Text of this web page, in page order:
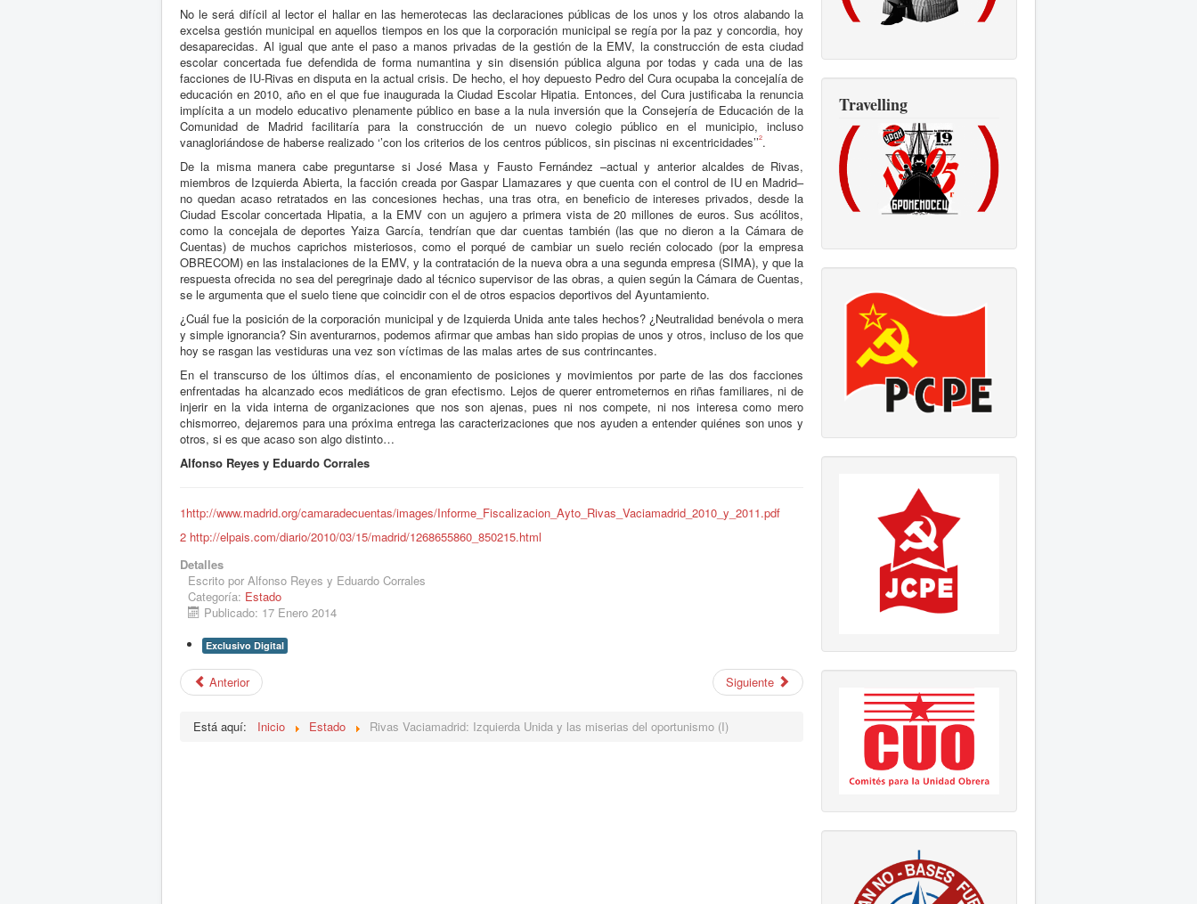
No le será difícil al lector el hallar en las hemerotecas las declaraciones públicas de los unos y los otros alabando la
excelsa gestión municipal en aquellos tiempos en los que la corporación municipal se regía por la paz y concordia, hoy
desaparecidas. Al igual que ante el paso a manos privadas de la gestión de la EMV, la construcción de esta ciudad
escolar concertada fue defendida de forma numantina y sin disensión pública alguna por todas y cada una de las
facciones de IU-Rivas en disputa en la actual crisis. De hecho, el hoy depuesto Pedro del Cura ocupaba la concejalía de
educación en 2010, año en el que fue inaugurada la Ciudad Escolar Hipatia. Entonces, del Cura justificaba la renuncia
implícita a un modelo educativo plenamente público en base a la nula inversión que la Consejería de Educación de la
Comunidad de Madrid facilitaría para la construcción de un nuevo colegio público en el municipio, incluso
vanagloriándose de haberse realizado ‘’con los criterios de los centros públicos, sin piscinas ni excentricidades’’2.
De la misma manera cabe preguntarse si José Masa y Fausto Fernández –actual y anterior alcaldes de Rivas,
miembros de Izquierda Abierta, la facción creada por Gaspar Llamazares y que cuenta con el control de IU en Madrid–
no quedan acaso retratados en las concesiones hechas, una tras otra, en beneficio de intereses privados, desde la
Ciudad Escolar concertada Hipatia, a la EMV con un agujero a primera vista de 20 millones de euros. Sus acólitos,
como la concejala de deportes Yaiza García, tendrían que dar cuentas también (las que no dieron a la Cámara de
Cuentas) de muchos caprichos misteriosos, como el porqué de cambiar un suelo recién colocado (por la empresa
OBRECOM) en las instalaciones de la EMV, y la contratación de la nueva obra a una segunda empresa (SIMA), y que la
respuesta ofrecida no sea del peregrinaje dado al técnico supervisor de las obras, a quien según la Cámara de Cuentas,
se le argumenta que el suelo tiene que coincidir con el de otros espacios deportivos del Ayuntamiento.
¿Cuál fue la posición de la corporación municipal y de Izquierda Unida ante tales hechos? ¿Neutralidad benévola o mera
y simple ignorancia? Sin aventurarnos, podemos afirmar que ambas han sido propias de unos y otros, incluso de los que
hoy se rasgan las vestiduras una vez son víctimas de las malas artes de sus contrincantes.
En el transcurso de los últimos días, el enconamiento de posiciones y movimientos por parte de las dos facciones
enfrentadas ha alcanzado ecos mediáticos de gran efectismo. Lejos de querer entrometernos en riñas familiares, ni de
injerir en la vida interna de organizaciones que nos son ajenas, pues ni nos compete, ni nos interesa como mero
chismorreo, dejaremos para una próxima entrega las caracterizaciones que nos ayuden a entender quiénes son unos y
otros, si es que acaso son algo distinto…
Alfonso Reyes y Eduardo Corrales
1http://www.madrid.org/camaradecuentas/images/Informe_Fiscalizacion_Ayto_Rivas_Vaciamadrid_2010_y_2011.pdf
2 http://elpais.com/diario/2010/03/15/madrid/1268655860_850215.html
Detalles
Escrito por Alfonso Reyes y Eduardo Corrales
Categoría: Estado
Publicado: 17 Enero 2014
Exclusivo Digital
Anterior Siguiente
Está aquí: Inicio Estado Rivas Vaciamadrid: Izquierda Unida y las miserias del oportunismo (I)
Travelling